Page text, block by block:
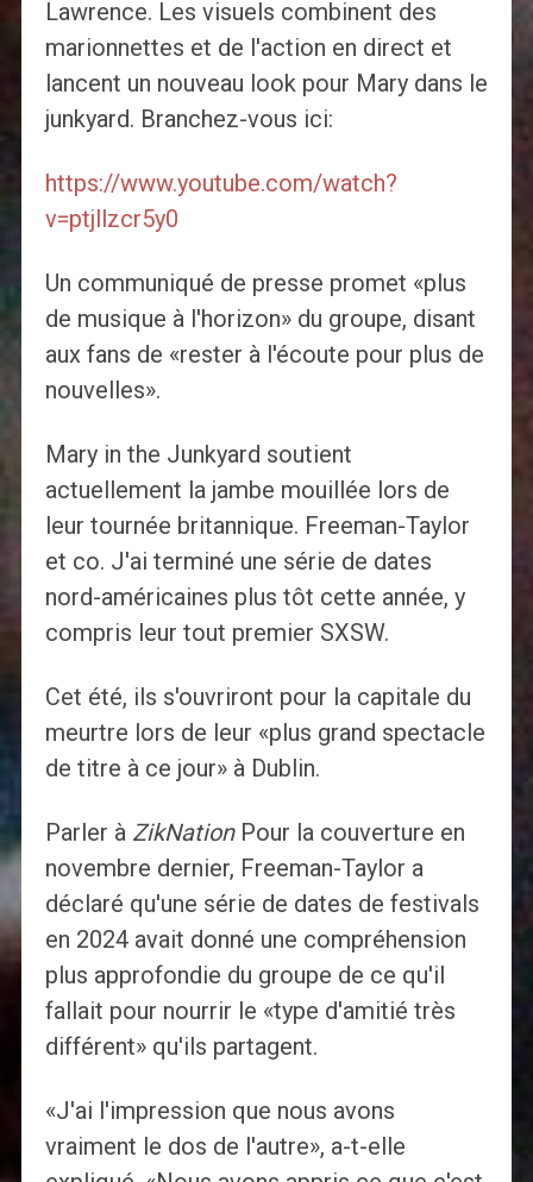
Lawrence. Les visuels combinent des
marionnettes et de l'action en direct et
lancent un nouveau look pour Mary dans le
junkyard. Branchez-vous ici:
https://www.youtube.com/watch?
v=ptjllzcr5y0
Un communiqué de presse promet «plus
de musique à l'horizon» du groupe, disant
aux fans de «rester à l'écoute pour plus de
nouvelles».
Mary in the Junkyard soutient
actuellement la jambe mouillée lors de
leur tournée britannique. Freeman-Taylor
et co. J'ai terminé une série de dates
nord-américaines plus tôt cette année, y
compris leur tout premier SXSW.
Cet été, ils s'ouvriront pour la capitale du
meurtre lors de leur «plus grand spectacle
de titre à ce jour» à Dublin.
Parler à ZikNationPour la couverture en
novembre dernier, Freeman-Taylor a
déclaré qu'une série de dates de festivals
en 2024 avait donné une compréhension
plus approfondie du groupe de ce qu'il
fallait pour nourrir le «type d'amitié très
différent» qu'ils partagent.
«J'ai l'impression que nous avons
vraiment le dos de l'autre», a-t-elle